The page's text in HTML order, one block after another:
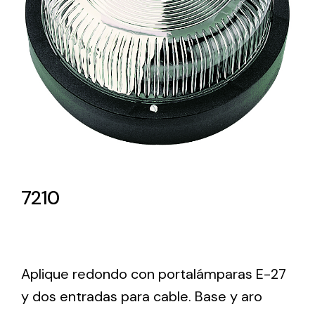
Lighting and Electrical
Equipment
Complete solutions in lighting and electrical
material for each project and need
7210
Aplique redondo con portalámparas E-27
y dos entradas para cable. Base y aro